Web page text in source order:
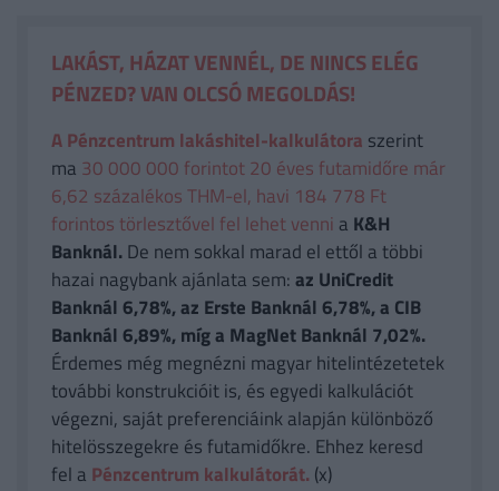
LAKÁST, HÁZAT VENNÉL, DE NINCS ELÉG
PÉNZED? VAN OLCSÓ MEGOLDÁS!
A Pénzcentrum lakáshitel-kalkulátora szerint
ma 30 000 000 forintot 20 éves futamidőre már
6,62 százalékos THM-el, havi 184 778 Ft
forintos törlesztővel fel lehet venni a K&H
Banknál.De nem sokkal marad el ettől a többi
hazai nagybank ajánlata sem:az UniCredit
Banknál 6,78%, az Erste Banknál 6,78%, a CIB
Banknál 6,89%, míg a MagNet Banknál 7,02%.
Érdemes még megnézni magyar hitelintézetetek
további konstrukcióit is, és egyedi kalkulációt
végezni, saját preferenciáink alapján különböző
hitelösszegekre és futamidőkre. Ehhez keresd
fel a Pénzcentrum kalkulátorát. (x)